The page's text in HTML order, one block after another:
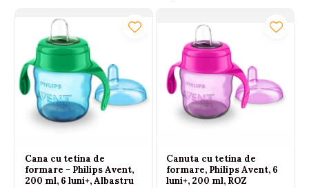
Cana cu tetina de
formare - Philips Avent,
200 ml, 6 luni+, Albastru
Canuta cu tetina de
formare, Philips Avent, 6
luni+, 200 ml, ROZ